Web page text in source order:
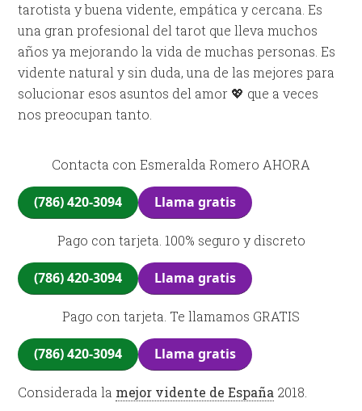
tarotista y buena vidente, empática y cercana. Es
una gran profesional del tarot que lleva muchos
años ya mejorando la vida de muchas personas. Es
vidente natural y sin duda, una de las mejores para
solucionar esos asuntos del amor 💖 que a veces
nos preocupan tanto.
Contacta con Esmeralda Romero AHORA
(786) 420-3094 Llama gratis
Pago con tarjeta. 100% seguro y discreto
(786) 420-3094 Llama gratis
Pago con tarjeta. Te llamamos GRATIS
(786) 420-3094 Llama gratis
Considerada la mejor vidente de España 2018.